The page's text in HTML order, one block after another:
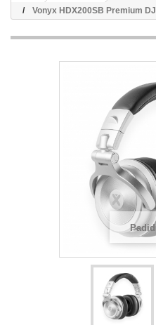
Vonyx HDX200SB Premium